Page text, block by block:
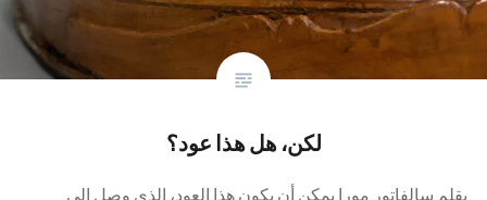
لكن، هل هذا عود؟